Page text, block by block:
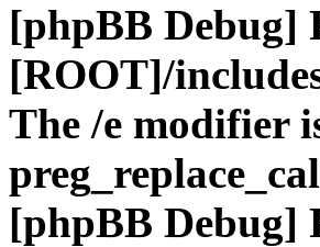
[phpBB Debug]
[ROOT]/
The /e modifier
[phpBB Debug]